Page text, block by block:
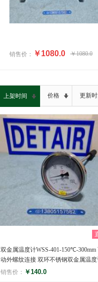
销售价： ￥1080.0 ￥1080.0
上架时间 价格 更新
双金属温度计WSS-401-150℃-300mm
动外螺纹连接 双环不锈钢双金属温
销售价： ￥140.0